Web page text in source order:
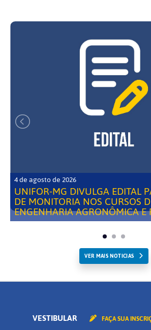
4 de agosto de 2026
UNIFOR-MG DIVULGA EDITAL
DE MONITORIA NOS CURSOS
ENGENHARIA AGRONÔMICA E
VER MAIS NOTICIAS
VESTIBULAR FAÇA SUA